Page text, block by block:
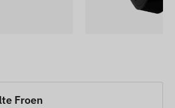
Froen